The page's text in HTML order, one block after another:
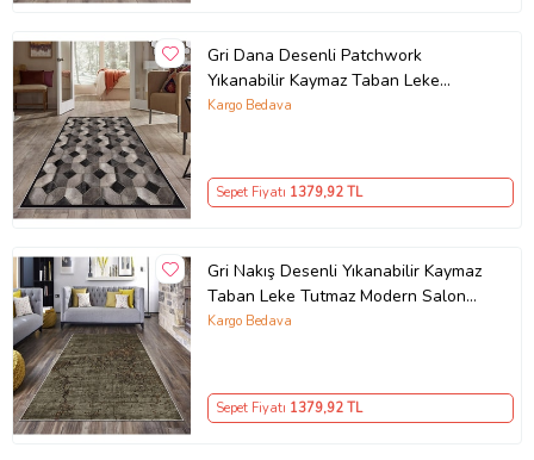
Gri Dana Desenli Patchwork
Yıkanabilir Kaymaz Taban Leke
Tutmaz Modern Salon Halısı ve
Kargo Bedava
Sepet Fiyatı 1379,92 TL
Gri Nakış Desenli Yıkanabilir Kaymaz
Taban Leke Tutmaz Modern Salon
Halısı ve Yolluk
Kargo Bedava
Sepet Fiyatı 1379,92 TL